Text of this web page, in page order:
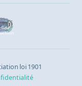
loi 1901